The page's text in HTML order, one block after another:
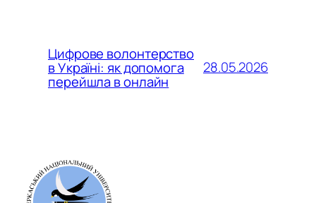
Цифрове волонтерство
в Україні: як допомога
перейшла в онлайн
28.05.2026